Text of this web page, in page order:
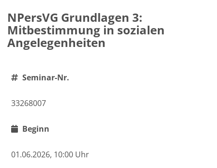
NPersVG Grundlagen 3:
Mitbestimmung in sozialen
Angelegenheiten
Seminar-Nr.
33268007
Beginn
01.06.2026, 10:00 Uhr